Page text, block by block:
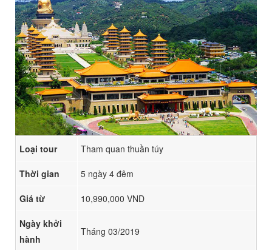
Loại tour Tham quan thuần túy
Thời gian 5 ngày 4 đêm
Giá từ 10,990,000 VND
Ngày khởi
hành
Tháng 03/2019